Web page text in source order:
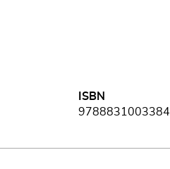
ISBN
9788831003384